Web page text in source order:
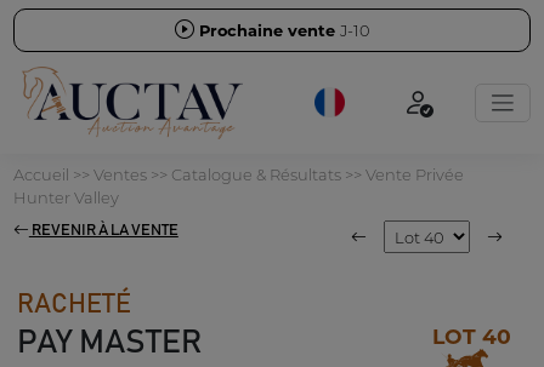
Prochaine vente J-10
Accueil >> Ventes>> Catalogue & Résultats>> Vente Privée
Hunter Valley
REVENIR À LA VENTE
RACHETÉ
PAY MASTER LOT 40